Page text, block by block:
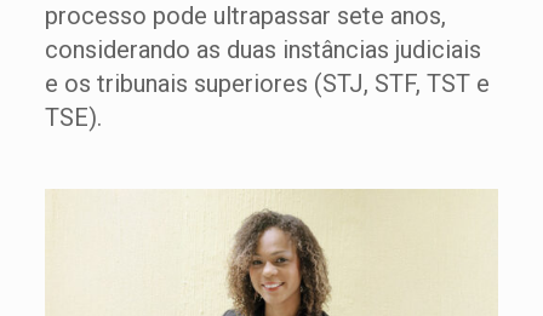
processo pode ultrapassar sete anos,
considerando as duas instâncias judiciais
e os tribunais superiores (STJ, STF, TST e
TSE).